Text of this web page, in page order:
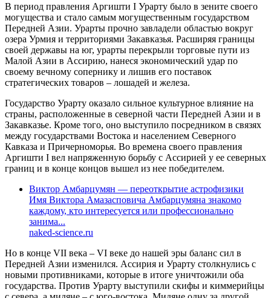
В период правления Аргишти I Урарту было в зените своего
могущества и стало самым могущественным государством
Передней Азии. Урарты прочно завладели областью вокруг
озера Урмия и территориями Закавказья. Расширяя границы
своей державы на юг, урарты перекрыли торговые пути из
Малой Азии в Ассирию, нанеся экономический удар по
своему вечному сопернику и лишив его поставок
стратегических товаров – лошадей и железа.
Государство Урарту оказало сильное культурное влияние на
страны, расположенные в северной части Передней Азии и в
Закавказье. Кроме того, оно выступило посредником в связях
между государствами Востока и населением Северного
Кавказа и Причерноморья. Во времена своего правления
Аргишти I вел напряженную борьбу с Ассирией у ее северных
границ и в конце концов вышел из нее победителем.
Виктор Амбарцумян — переоткрытие астрофизики
Имя Виктора Амазасповича Амбарцумяна знакомо
каждому, кто интересуется или профессионально
занима...
naked-science.ru
Но в конце VII века – VI веке до нашей эры баланс сил в
Передней Азии изменился. Ассирия и Урарту столкнулись с
новыми противниками, которые в итоге уничтожили оба
государства. Против Урарту выступили скифы и киммерийцы